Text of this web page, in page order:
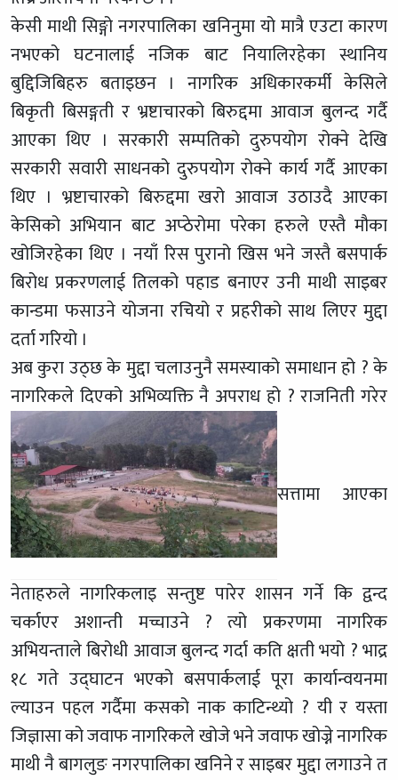
केसी माथी सिङ्गो नगरपालिका खनिनुमा यो मात्रै एउटा कारण
नभएको घटनालाई नजिक बाट नियालिरहेका स्थानिय
बुद्दिजिबिहरु बताइछन । नागरिक अधिकारकर्मी केसिले
बिकृती बिसङ्गती र भ्रष्टाचारको बिरुद्दमा आवाज बुलन्द गर्दै
आएका थिए । सरकारी सम्पतिको दुरुपयोग रोक्ने देखि
सरकारी सवारी साधनको दुरुपयोग रोक्ने कार्य गर्दै आएका
थिए । भ्रष्टाचारको बिरुद्दमा खरो आवाज उठाउदै आएका
केसिको अभियान बाट अप्ठेरोमा परेका हरुले एस्तै मौका
खोजिरहेका थिए । नयाँ रिस पुरानो खिस भने जस्तै बसपार्क
बिरोध प्रकरणलाई तिलको पहाड बनाएर उनी माथी साइबर
कान्डमा फसाउने योजना रचियो र प्रहरीको साथ लिएर मुद्दा
दर्ता गरियो ।
अब कुरा उठ्छ के मुद्दा चलाउनुनै समस्याको समाधान हो ? के
नागरिकले दिएको अभिव्यक्ति नै अपराध हो ? राजनिती गरेर
सत्तामा आएका
नेताहरुले नागरिकलाइ सन्तुष्ट पारेर शासन गर्ने कि द्वन्द
चर्काएर अशान्ती मच्चाउने ? त्यो प्रकरणमा नागरिक
अभियन्ताले बिरोधी आवाज बुलन्द गर्दा कति क्षती भयो ? भाद्र
१८ गते उद्घाटन भएको बसपार्कलाई पूरा कार्यान्वयनमा
ल्याउन पहल गर्दैमा कसको नाक काटिन्थ्यो ? यी र यस्ता
जिज्ञासा को जवाफ नागरिकले खोजे भने जवाफ खोज्ने नागरिक
माथी नै बागलुङ नगरपालिका खनिने र साइबर मुद्दा लगाउने त